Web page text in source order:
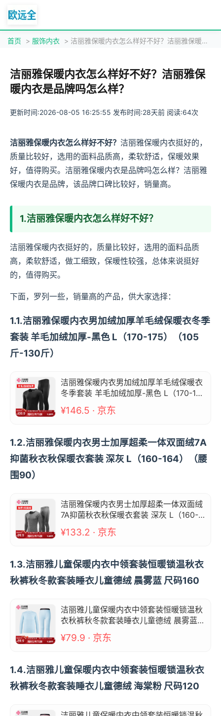
首页 > 服饰内衣 > 洁丽雅保暖内衣怎么样好不好？洁丽雅保暖内衣是品牌吗怎么样？
洁丽雅保暖内衣怎么样好不好？洁丽雅保
暖内衣是品牌吗怎么样？
更新时间:2026-08-05 16:25:55 发布时间:28天前 阅读:64次
洁丽雅保暖内衣怎么样好不好？ 洁丽雅保暖内衣挺好的，
质量比较好，选用的面料品质高，柔软舒适，保暖效果
好，值得购买。洁丽雅保暖内衣是品牌吗怎么样？洁丽雅
保暖内衣是品牌，该品牌口碑比较好，销量高。
1.洁丽雅保暖内衣怎么样好不好？
洁丽雅保暖内衣挺好的，质量比较好，选用的面料品质
高，柔软舒适，做工细致，保暖性较强，总体来说挺好
的，值得购买。
下面，罗列一些，销量高的产品，供大家选择：
1.1.洁丽雅保暖内衣男加绒加厚羊毛绒保暖衣冬季
套装 羊毛加绒加厚-黑色 L（170-175）（105
斤-130斤）
洁丽雅保暖内衣男加绒加厚羊毛绒保暖衣
冬季套装 羊毛加绒加厚-黑色 L（170-17
5）（105斤-130斤）
¥146.5 · 京东
1.2.洁丽雅保暖内衣男士加厚超柔一体双面绒7A
抑菌秋衣秋保暖衣套装 深灰 L（160-164）（腰
围90）
洁丽雅保暖内衣男士加厚超柔一体双面绒
7A抑菌秋衣秋保暖衣套装 深灰 L（160-1
64）（腰围90）
¥133.2 · 京东
1.3.洁丽雅儿童保暖内衣中领套装恒暖锁温秋衣
秋裤秋冬款套装睡衣儿童德绒 晨雾蓝 尺码160
洁丽雅儿童保暖内衣中领套装恒暖锁温秋
衣秋裤秋冬款套装睡衣儿童德绒 晨雾蓝
¥79.9 · 京东
1.4.洁丽雅儿童保暖内衣中领套装恒暖锁温秋衣
秋裤秋冬款套装睡衣儿童德绒 海棠粉 尺码120